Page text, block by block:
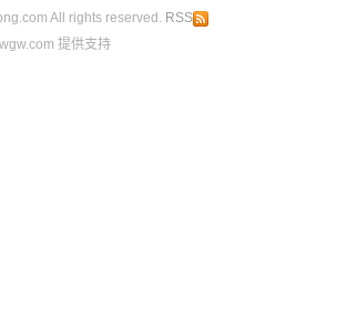
All rights reserved. RSS
提供支持